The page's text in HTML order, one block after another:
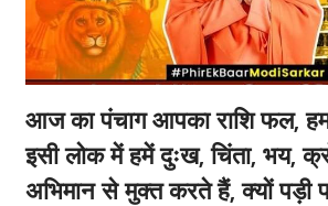
आज का पंचाग आपका राशि फल,
इसी लोक में हमें दुःख, चिंता, भय,
अभिमान से मुक्त करते हैं, क्यों पड़ी